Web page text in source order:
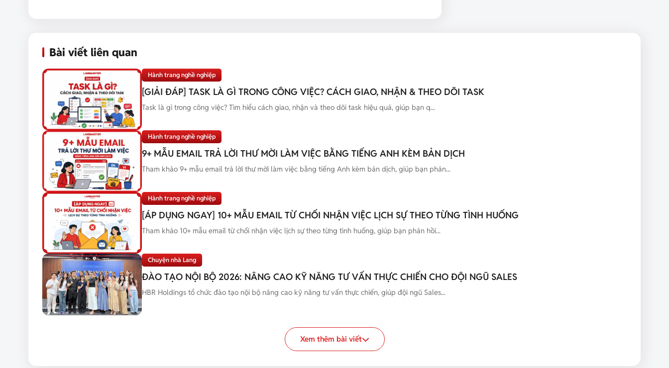
Bài viết liên quan
Hành trang nghề nghiệp
[GIẢI ĐÁP] TASK LÀ GÌ TRONG CÔNG VIỆC? CÁCH GIAO, NHẬN & THEO DÕI TASK
Task là gì trong công việc? Tìm hiểu cách giao, nhận và theo dõi task hiệu quả, giúp bạn q...
Hành trang nghề nghiệp
9+ MẪU EMAIL TRẢ LỜI THƯ MỜI LÀM VIỆC BẰNG TIẾNG ANH KÈM BẢN DỊCH
Tham khảo 9+ mẫu email trả lời thư mời làm việc bằng tiếng Anh kèm bản dịch, giúp bạn phản...
Hành trang nghề nghiệp
[ÁP DỤNG NGAY] 10+ MẪU EMAIL TỪ CHỐI NHẬN VIỆC LỊCH SỰ THEO TỪNG TÌNH HUỐNG
Tham khảo 10+ mẫu email từ chối nhận việc lịch sự theo từng tình huống, giúp bạn phản hồi...
Chuyện nhà Lang
ĐÀO TẠO NỘI BỘ 2026: NÂNG CAO KỸ NĂNG TƯ VẤN THỰC CHIẾN CHO ĐỘI NGŨ SALES
HBR Holdings tổ chức đào tạo nội bộ nâng cao kỹ năng tư vấn thực chiến, giúp đội ngũ Sales...
Xem thêm bài viết